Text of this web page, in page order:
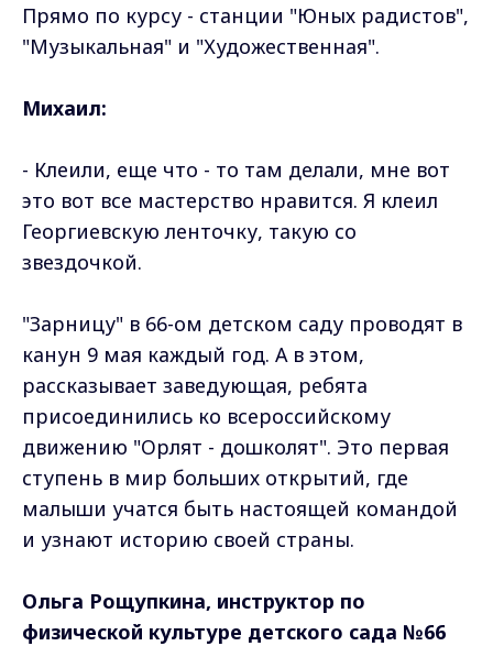
Прямо по курсу - станции "Юных радистов",
"Музыкальная" и "Художественная".
Михаил:
- Клеили, еще что - то там делали, мне вот
это вот все мастерство нравится. Я клеил
Георгиевскую ленточку, такую со
звездочкой.
"Зарницу" в 66-ом детском саду проводят в
канун 9 мая каждый год. А в этом,
рассказывает заведующая, ребята
присоединились ко всероссийскому
движению "Орлят - дошколят". Это первая
ступень в мир больших открытий, где
малыши учатся быть настоящей командой
и узнают историю своей страны.
Ольга Рощупкина, инструктор по
физической культуре детского сада №66